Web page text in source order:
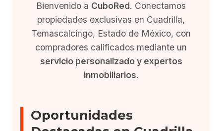
Bienvenido a CuboRed. Conectamos
propiedades exclusivas en Cuadrilla,
Temascalcingo, Estado de México, con
compradores calificados mediante un
servicio personalizado y expertos
inmobiliarios.
Oportunidades